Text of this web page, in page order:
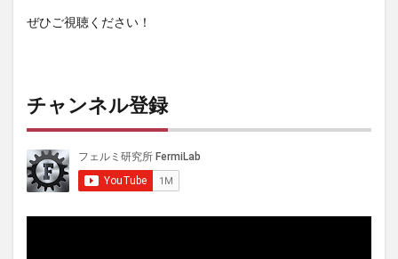
ぜひご視聴ください！
チャンネル登録